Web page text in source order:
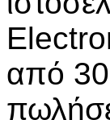
από 30